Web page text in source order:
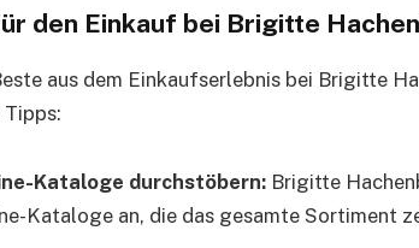
den Einkauf bei Brigitte
aus dem Einkaufserlebnis bei Brigitte
Kataloge durchstöbern: Brigitte
Kataloge an, die das gesamte Sortiment